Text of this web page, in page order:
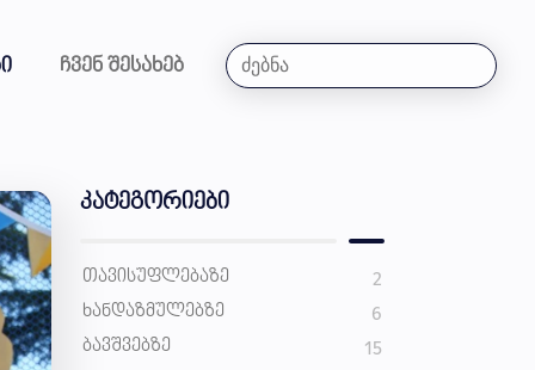
ჩვენ შესახებ
კატეგორიები
ᲗᲐᲕᲘᲡᲣᲤᲚᲔᲑᲐᲖᲔ 2
ᲮᲐᲜᲓᲐᲖᲛᲣᲚᲔᲑᲖᲔ 6
ᲑᲐᲕᲨᲕᲔᲑᲖᲔ 15